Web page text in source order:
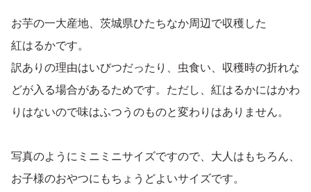
お芋の一大産地、茨城県ひたちなか周辺で収穫した
紅はるかです。
訳ありの理由はいびつだったり、虫食い、収穫時の折れな
どが入る場合があるためです。ただし、紅はるかにはかわ
りはないので味はふつうのものと変わりはありません。
写真のようにミニミニサイズですので、大人はもちろん、
お子様のおやつにもちょうどよいサイズです。